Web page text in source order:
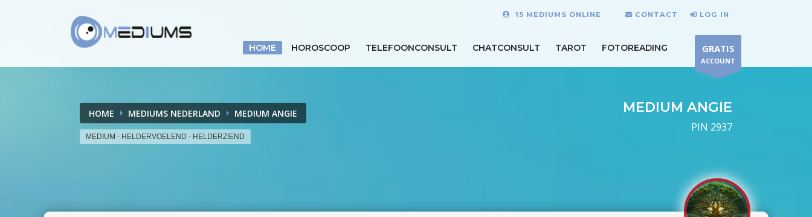
15 MEDIUMS ONLINE CONTACT LOG IN
HOME HOROSCOOP TELEFOONCONSULT CHATCONSULT TAROT FOTOREADING GRATIS
ACCOUNT
HOME MEDIUMS NEDERLAND MEDIUM ANGIE
MEDIUM - HELDERVOELEND - HELDERZIEND
MEDIUM ANGIE
PIN 2937